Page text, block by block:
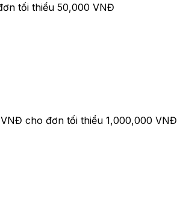
tối thiểu 50,000 VNĐ
cho đơn tối thiểu 1,000,000 VNĐ